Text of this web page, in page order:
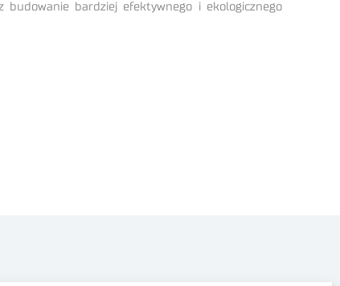
bardziej efektywnego i ekologicznego